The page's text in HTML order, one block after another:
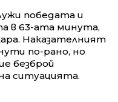
победата и
в 63-ата минута,
Наказателният
по-рано, но
безброй
ситуацията.